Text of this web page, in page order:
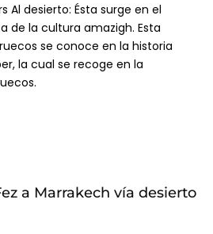
Al desierto: Ésta surge en el
de la cultura amazigh. Esta
se conoce en la historia
la cual se recoge en la
a Marrakech vía desierto